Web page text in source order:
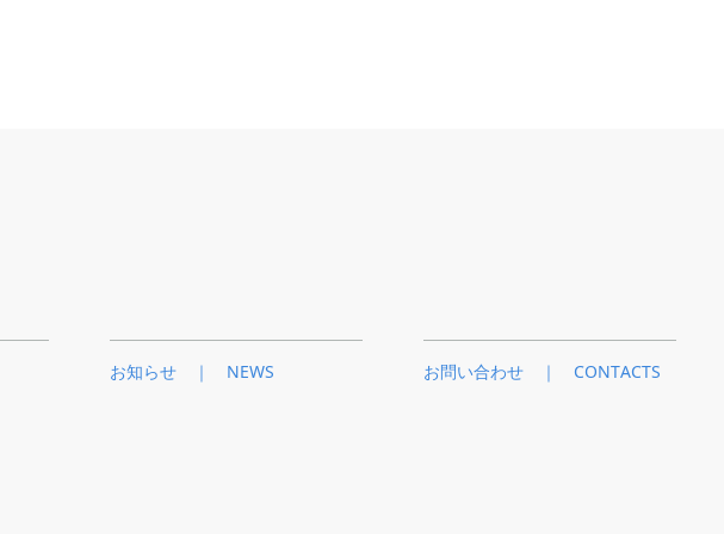
お知らせ ｜ NEWS お問い合わせ ｜ CONTACTS